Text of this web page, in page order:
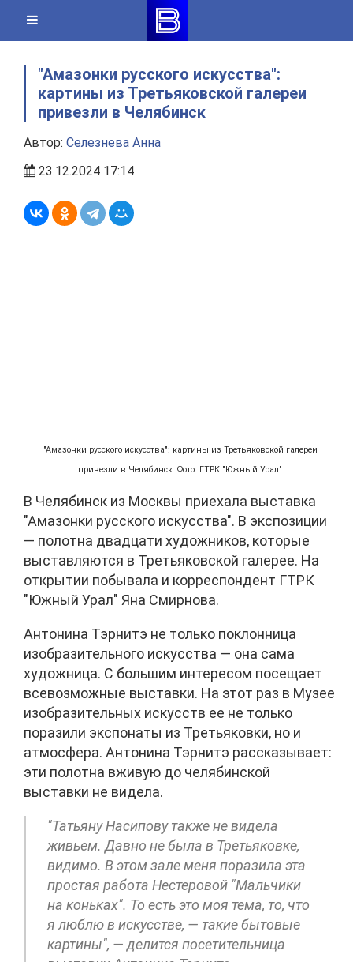
content
"Амазонки русского искусства":
картины из Третьяковской галереи
привезли в Челябинск
Автор: Селезнева Анна
23.12.2024 17:14
"Амазонки русского искусства": картины из Третьяковской галереи
привезли в Челябинск. Фото: ГТРК "Южный Урал"
В Челябинск из Москвы приехала выставка
"Амазонки русского искусства". В экспозиции
— полотна двадцати художников, которые
выставляются в Третьяковской галерее. На
открытии побывала и корреспондент ГТРК
"Южный Урал" Яна Смирнова.
Антонина Тэрнитэ не только поклонница
изобразительного искусства — она сама
художница. С большим интересом посещает
всевозможные выставки. На этот раз в Музее
изобразительных искусств ее не только
поразили экспонаты из Третьяковки, но и
атмосфера. Антонина Тэрнитэ рассказывает:
эти полотна вживую до челябинской
выставки не видела.
"Татьяну Насипову также не видела
живьем. Давно не была в Третьяковке,
видимо. В этом зале меня поразила эта
простая работа Нестеровой "Мальчики
на коньках". То есть это моя тема, то, что
я люблю в искусстве, — такие бытовые
картины", — делится посетительница